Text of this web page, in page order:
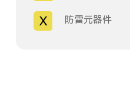
防雷元器件